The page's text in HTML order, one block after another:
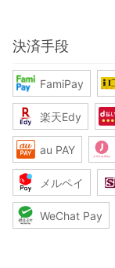
決済手段
FamiPay
楽天Edy
au PAY
メルペイ
WeChat Pay